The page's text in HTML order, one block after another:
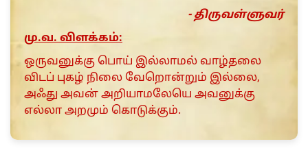
- திருவள்ளுவர்
மு.வ. விளக்கம்:
ஒருவனுக்கு பொய் இல்லாமல் வாழ்தலை
விடப் புகழ் நிலை வேறொன்றும் இல்லை,
அஃது அவன் அறியாமலேயெ அவனுக்கு
எல்லா அறமும் கொடுக்கும்.